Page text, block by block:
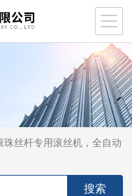
丝杆专用滚丝机，全自动